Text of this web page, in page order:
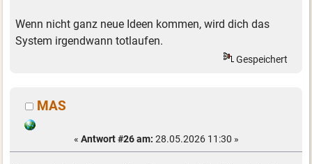
Wenn nicht ganz neue Ideen kommen, wird dich das
System irgendwann totlaufen.
Gespeichert
MAS
« Antwort #26 am: 28.05.2026 11:30 »